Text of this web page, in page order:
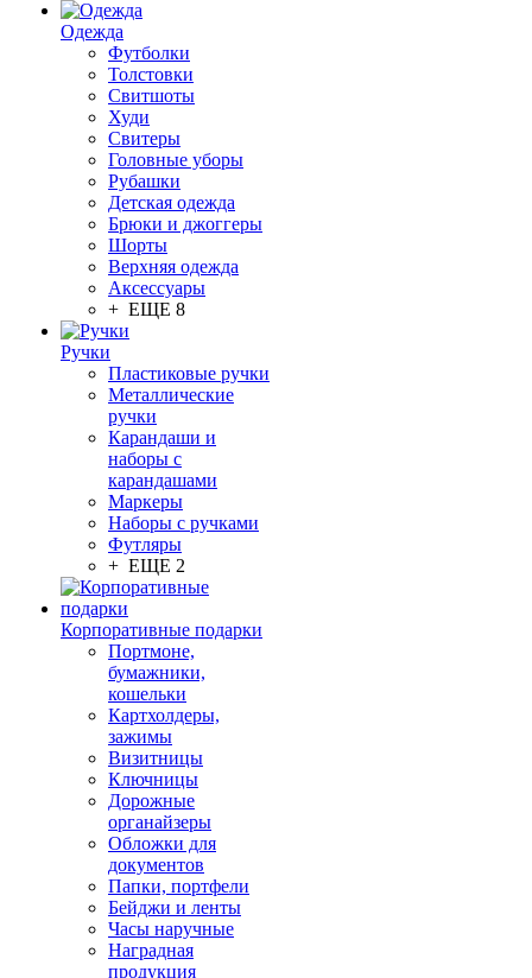
Одежда
Футболки
Толстовки
Свитшоты
Худи
Свитеры
Головные уборы
Рубашки
Детская одежда
Брюки и джоггеры
Шорты
Верхняя одежда
Аксессуары
+ ЕЩЕ 8
Ручки
Пластиковые ручки
Металлические
ручки
Карандаши и
наборы с
карандашами
Маркеры
Наборы с ручками
Футляры
+ ЕЩЕ 2
Корпоративные подарки
Портмоне,
бумажники,
кошельки
Картхолдеры,
зажимы
Визитницы
Ключницы
Дорожные
органайзеры
Обложки для
документов
Папки, портфели
Бейджи и ленты
Часы наручные
Наградная
продукция